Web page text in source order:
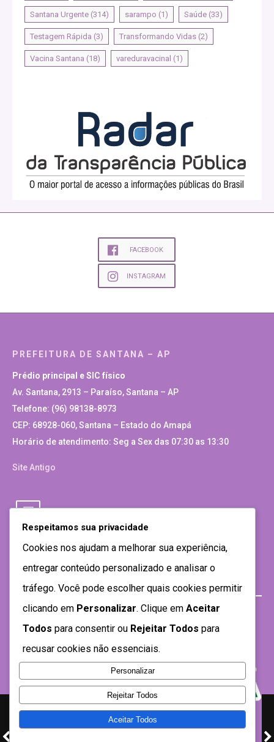
Santana Urgente (314) sarampo (1) Saúde (33)
Testagem Rápida (3) Transformando Vidas (2)
Vacina Santana (18) vareduravacinal (1)
FACEBOOK
INSTAGRAM
PREFEITURA DE SANTANA – AP
Prédio principal e SIC físico
Av. Santana, 2913 – Paraíso, Santana – AP
Telefone: (96) 98138-8973
CEP: 68928-060, Santana – Estado do Amapá
Horário de atendimento: Seg a Sex das 07:30 as 13:30
Site Antigo
Respeitamos sua privacidade
Cookies nos ajudam a melhorar sua experiência,
entregar conteúdo personalizado e analisar o
tráfego. Você pode escolher quais cookies permitir
clicando em Personalizar. Clique em Aceitar
Todos para consentir ou Rejeitar Todos para
recusar cookies não essenciais.
Personalizar
Rejeitar Todos
Aceitar Todos